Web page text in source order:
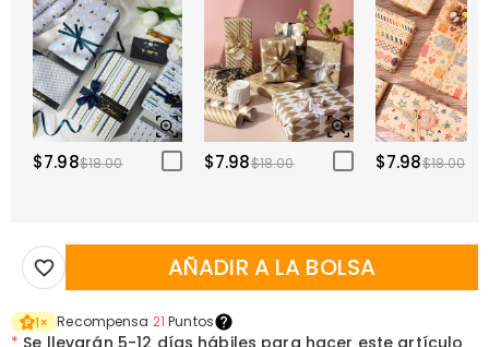
$7.98$18.00 $7.98$18.00 $7.98$18.00
AÑADIR A LA BOLSA
1× Recompensa 21 Puntos
* Se llevarán 5-12 días hábiles para hacer este artículo